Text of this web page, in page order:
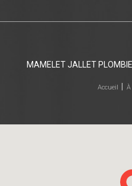
MAMELET JALLET
Accueil À